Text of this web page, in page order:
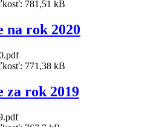
781,51 kB
na rok 2020
771,38 kB
za rok 2019